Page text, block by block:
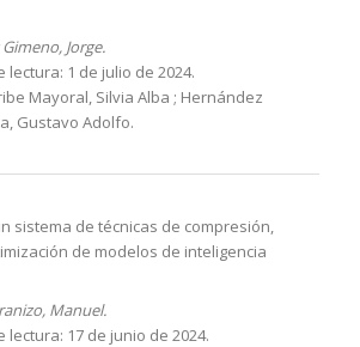
Jorge.
lectura: 1 de julio de 2024.
Mayoral, Silvia Alba ; Hernández
Gustavo Adolfo.
sistema de técnicas de compresión,
de modelos de inteligencia
Manuel.
lectura: 17 de junio de 2024.